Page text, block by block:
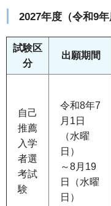
2027年度（令和9年
試験区
分
出願期間
自己
推薦
入学
者選
考試
験
令和8年7
月1日
（水曜
日）
～8月19
日（水曜
日）